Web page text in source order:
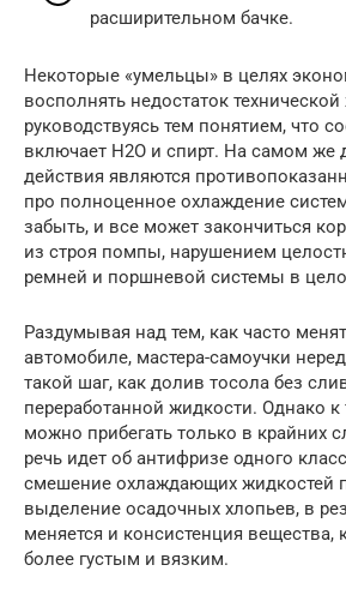
расширительном бачке.
Некоторые «умельцы» в целях
восполнять недостаток
руководствуясь тем понятием, что
включает H2O и спирт. На самом же
действия являются
про полноценное охлаждение
забыть, и все может закончиться
из строя помпы, нарушением
ремней и поршневой системы в
Раздумывая над тем, как часто
автомобиле, мастера-самоучки
такой шаг, как долив тосола без
переработанной жидкости. Однако
можно прибегать только в крайних
речь идет об антифризе одного
смешение охлаждающих жидкостей
выделение осадочных хлопьев, в
меняется и консистенция вещества,
более густым и вязким.